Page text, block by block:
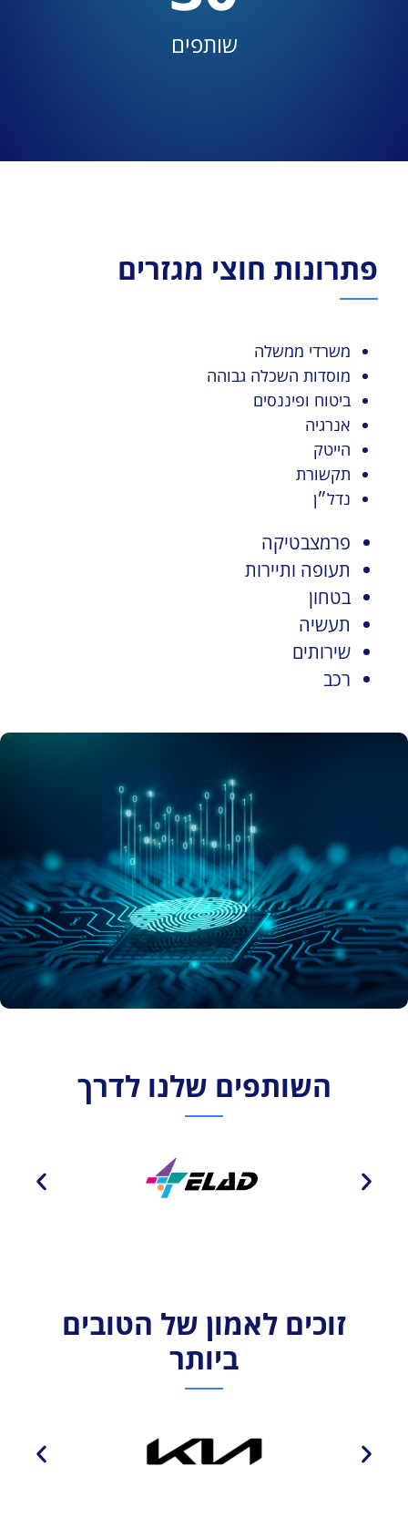
שותפים
פתרונות חוצי מגזרים
משרדי ממשלה
מוסדות השכלה גבוהה
ביטוח ופיננסים
אנרגיה
הייטק
תקשורת
נדל״ן
פרמצבטיקה
תעופה ותיירות
בטחון
תעשיה
שירותים
רכב
השותפים שלנו לדרך
זוכים לאמון של הטובים
ביותר